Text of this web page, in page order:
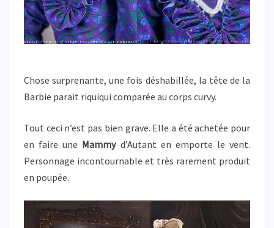
Chose surprenante, une fois déshabillée, la tête de la
Barbie parait riquiqui comparée au corps curvy.
Tout ceci n’est pas bien grave. Elle a été achetée pour
en faire une Mammyd’Autant en emporte le vent.
Personnage incontournable et très rarement produit
en poupée.